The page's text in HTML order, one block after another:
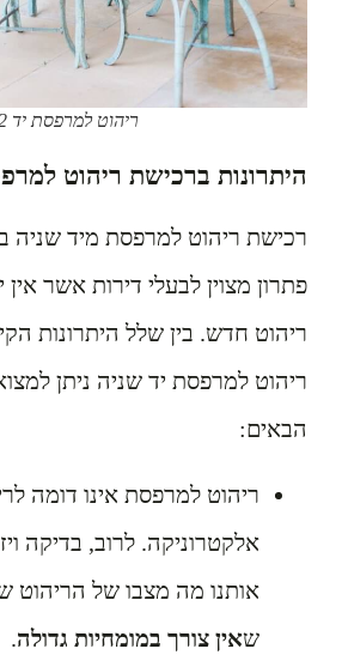
ריהוט למרפסת יד 2
היתרונות ברכישת ריהוט
רכישת ריהוט למרפסת מיד שניה
פתרון מצוין לבעלי דירות אשר
ריהוט חדש. בין שלל היתרונות
ריהוט למרפסת יד שניה ניתן
הבאים:
ריהוט למרפסת אינו דומה
אלקטרוניקה. לרוב, בדיקה
אותנו מה מצבו של הריהוט
שאין צורך במומחיות גדולה.